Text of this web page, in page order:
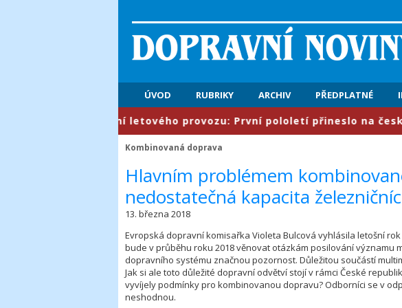
ÚVOD RUBRIKY ARCHIV PŘEDPLATNÉ
​Řízení letového provozu: První pololetí přineslo na českém
Kombinovaná doprava
Hlavním problémem
nedostatečná kapacita
13. března 2018
Evropská dopravní komisařka Violeta Bulcová vyhlásila letošní
bude v průběhu roku 2018 věnovat otázkám posilování významu
dopravního systému značnou pozornost. Důležitou součástí
Jak si ale toto důležité dopravní odvětví stojí v rámci České
vyvíjely podmínky pro kombinovanou dopravu? Odborníci se v
neshodnou.